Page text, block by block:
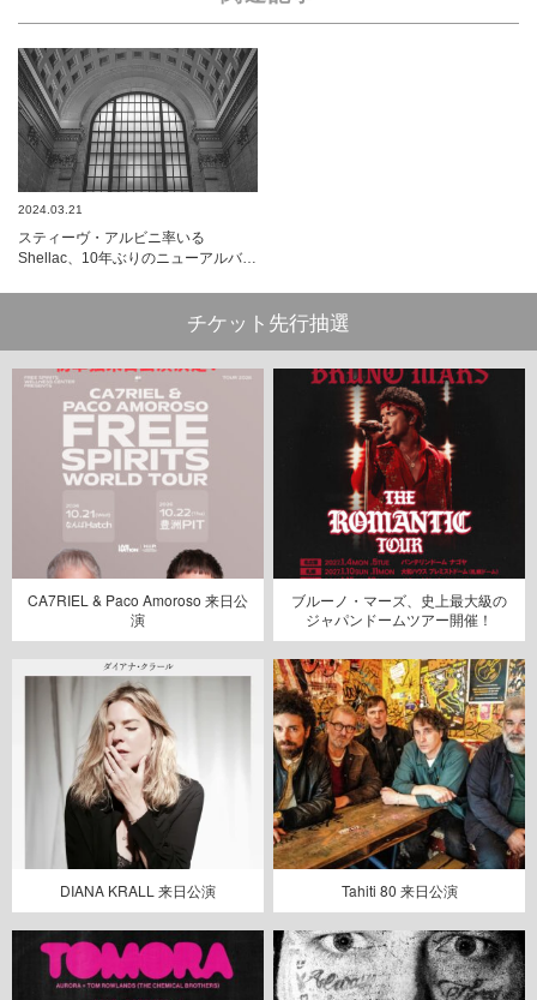
2024.03.21
スティーヴ・アルビニ率いる
Shellac、10年ぶりのニューアルバ…
チケット先行抽選
CA7RIEL & Paco Amoroso 来日公
演
ブルーノ・マーズ、史上最大級の
ジャパンドームツアー開催！
DIANA KRALL 来日公演 Tahiti 80 来日公演